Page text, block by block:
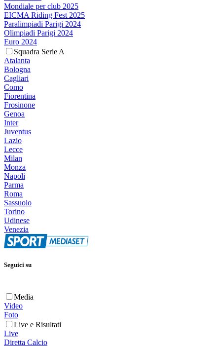
Mondiale per club 2025
EICMA Riding Fest 2025
Paralimpiadi Parigi 2024
Olimpiadi Parigi 2024
Euro 2024
Squadra Serie A
Atalanta
Bologna
Cagliari
Como
Fiorentina
Frosinone
Genoa
Inter
Juventus
Lazio
Lecce
Milan
Monza
Napoli
Parma
Roma
Sassuolo
Torino
Udinese
Venezia
Seguici su
Media
Video
Foto
Live e Risultati
Live
Diretta Calcio